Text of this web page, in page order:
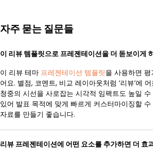
자주 묻는 질문들
이 리뷰 템플릿으로 프레젠테이션을 더 돋보이게
이 리뷰 테마 프레젠테이션 템플릿을 사용하면
어요. 별점, 코멘트, 비교 레이아웃처럼 ‘리뷰’에
청중의 시선을 사로잡는 시각적 임팩트도 높일
있어 발표 목적에 맞게 빠르게 커스터마이징할
자료를 만들기 좋습니다.
리뷰 프레젠테이션에 어떤 요소를 추가하면 더 효